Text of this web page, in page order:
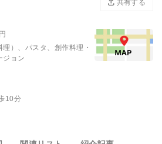
共有する
）、パスタ、創作料理・
ジョン
10分